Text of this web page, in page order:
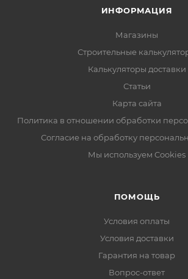
ИНФОРМАЦИЯ
Магазины
Строительные
Калькуляторы доставки
Статьи
Карта сайта
Политика в отношении обработки
Согласие на обработку
Мы используем Cookies
ПОМОЩЬ
Условия оплаты
Условия доставки
Гарантия на товар
Вопрос-ответ